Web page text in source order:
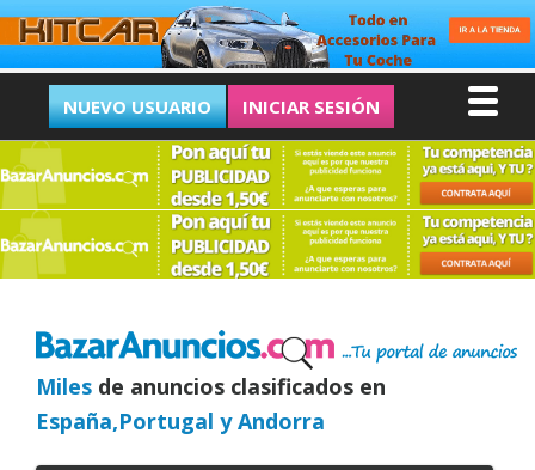
NUEVO USUARIO INICIAR SESIÓN
Miles de anuncios clasificados en
España,Portugal y Andorra